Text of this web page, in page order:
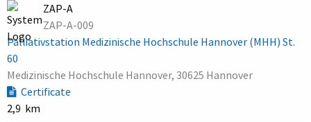
ZAP-A
ZAP-A-009
Palliativstation Medizinische Hochschule Hannover (MHH) St.
60
Medizinische Hochschule Hannover, 30625 Hannover
Certificate
2,9 km